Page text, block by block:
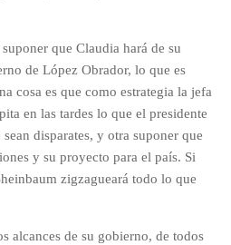
que Claudia hará de su
de López Obrador, lo que es
cosa es que como estrategia la jefa
en las tardes lo que el presidente
disparates, y otra suponer que
y su proyecto para el país. Si
zigzagueará todo lo que
alcances de su gobierno, de todos